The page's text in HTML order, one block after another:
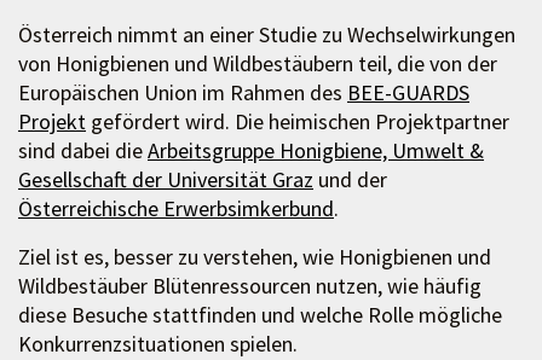
Österreich nimmt an einer Studie zu Wechselwirkungen
von Honigbienen und Wildbestäubern teil, die von der
Europäischen Union im Rahmen des BEE-GUARDS
Projekt gefördert wird. Die heimischen Projektpartner
sind dabei dieArbeitsgruppe Honigbiene, Umwelt &
Gesellschaft der Universität Graz und der
Österreichische Erwerbsimkerbund.
Ziel ist es, besser zu verstehen, wie Honigbienen und
Wildbestäuber Blütenressourcen nutzen, wie häufig
diese Besuche stattfinden und welche Rolle mögliche
Konkurrenzsituationen spielen.